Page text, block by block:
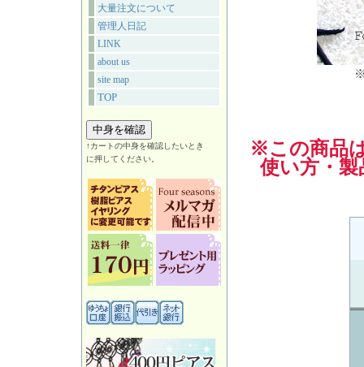
大量注文について
管理人日記
LINK
about us
site map
TOP
↑カートの中身を確認したいとき
に押してください。
※この商品
使い方・